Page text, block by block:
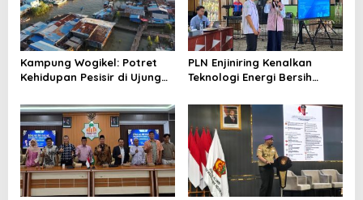
Kampung Wogikel: Potret
Kehidupan Pesisir di Ujung
Bertahan di Tengah
Keterbatasan
PLN Enjiniring Kenalkan
Teknologi Energi Bersih